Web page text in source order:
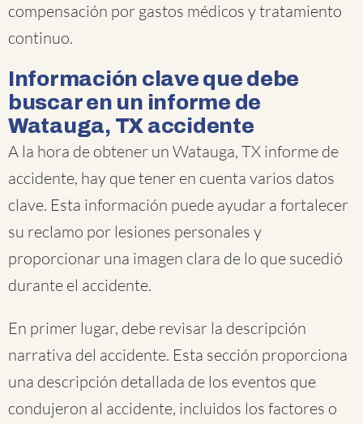
compensación por gastos médicos y tratamiento
continuo.
Información clave que debe
buscar en un informe de
Watauga, TX accidente
A la hora de obtener un Watauga, TX informe de
accidente, hay que tener en cuenta varios datos
clave. Esta información puede ayudar a fortalecer
su reclamo por lesiones personales y
proporcionar una imagen clara de lo que sucedió
durante el accidente.
En primer lugar, debe revisar la descripción
narrativa del accidente. Esta sección proporciona
una descripción detallada de los eventos que
condujeron al accidente, incluidos los factores o